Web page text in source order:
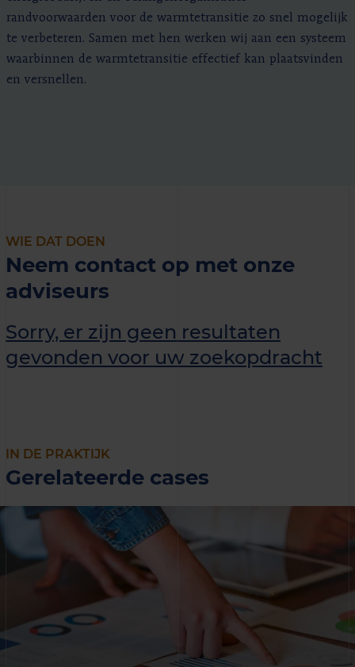
randvoorwaarden voor de warmtetransitie zo snel mogelijk
te verbeteren. Samen met hen werken wij aan een systeem
waarbinnen de warmtetransitie effectief kan plaatsvinden
en versnellen.
WIE DAT DOEN
Neem contact op met onze
adviseurs
Sorry, er zijn geen resultaten
gevonden voor uw zoekopdracht
IN DE PRAKTIJK
Gerelateerde cases